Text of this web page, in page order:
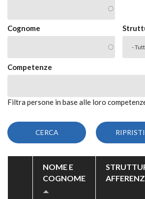
Cognome
Competenze
Filtra persone in base alle loro
NOME E
COGNOME